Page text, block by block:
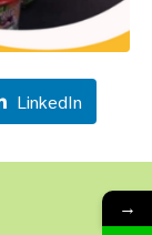
LinkedIn
→